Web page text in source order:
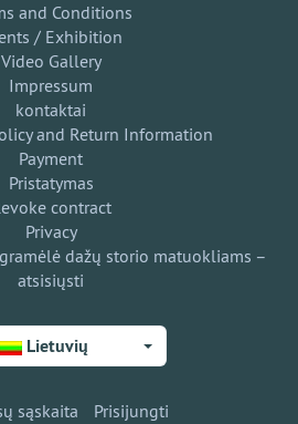
and Conditions
/ Exhibition
Video Gallery
Impressum
kontaktai
and Return Information
Payment
Pristatymas
contract
Privacy
dažų storio matuokliams –
atsisiųsti
Lietuvių
sąskaita Prisijungti